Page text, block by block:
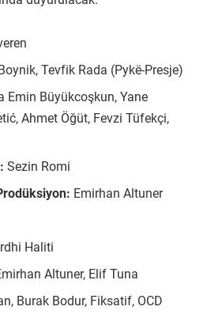
Tevfik Rada (Pykë-Presje)
Emin Büyükcoşkun, Yane
Ahmet Öğüt, Fevzi Tüfekçi,
Sezin Romi
Emirhan Altuner
Haliti
Altuner, Elif Tuna
Burak Bodur, Fiksatif, OCD